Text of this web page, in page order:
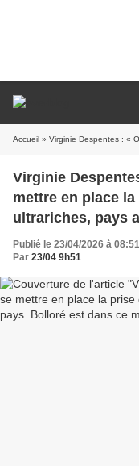
Accueil » Virginie Despentes : « On est en train de voir
Virginie
mettre en place
ultrariches, pays
ce mouvement. »
Publié le 23/04/2026 à 08:51
Par 23/04 9h51